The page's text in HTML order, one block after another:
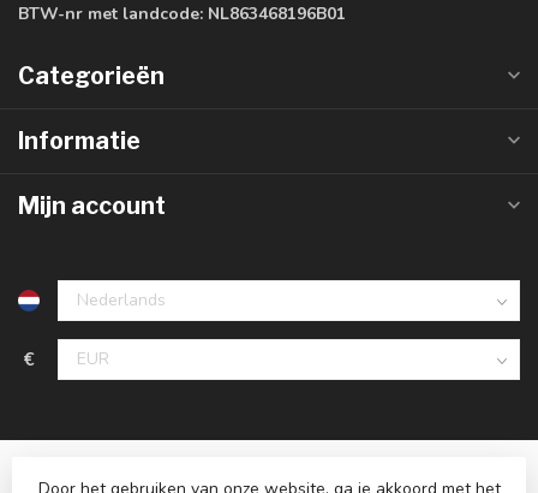
BTW-nr met landcode: NL863468196B01
Categorieën
Informatie
Mijn account
€